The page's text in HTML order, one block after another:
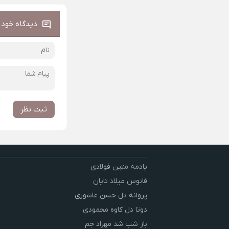
دیدگاه خود
ثبت نظر
یادمه متین فولادی
فانوس میلاد تایان
پروانه دل حسن عاشوری
دوتا دل کاوه محمودی
باز شب شد مهراد جم